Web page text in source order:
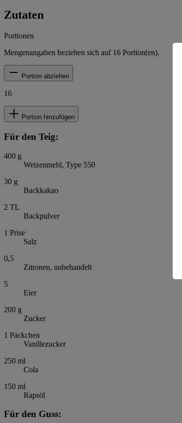
Zutaten
Portionen
Mengenangaben beziehen sich auf 16 Portion(en).
Portion abziehen
16
Portion hinzufügen
Für den Teig:
400 g
Weizenmehl, Type 550
30 g
Backkakao
2 TL
Backpulver
1 Prise
Salz
0,5
Zitronen, unbehandelt
5
Eier
200 g
Zucker
1 Päckchen
Vanillezucker
250 ml
Cola
150 ml
Rapsöl
Für den Guss: